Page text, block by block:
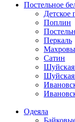
Постельное
Детское
Поплин
Перкаль
Сатин
Шуйская
Шуйская
Одеяла